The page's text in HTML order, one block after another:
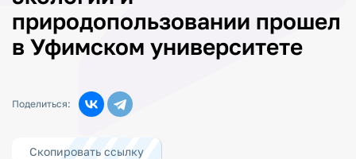
природопользовании прошел
в Уфимском университете
Поделиться:
Скопировать ссылку